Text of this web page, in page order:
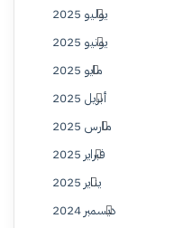
يوليو 2025
يونيو 2025
مايو 2025
أبريل 2025
مارس 2025
فبراير 2025
يناير 2025
ديسمبر 2024